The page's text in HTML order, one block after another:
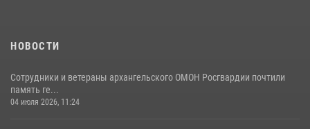
НОВОСТИ
Сотрудники и ветераны архангельского ОМОН Росгвардии почтили
память ге...
04 июля 2026, 11:24